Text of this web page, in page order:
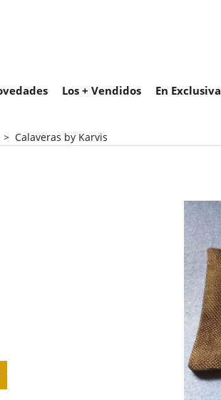
Los + Vendidos En Exclusiva
> Calaveras by Karvis